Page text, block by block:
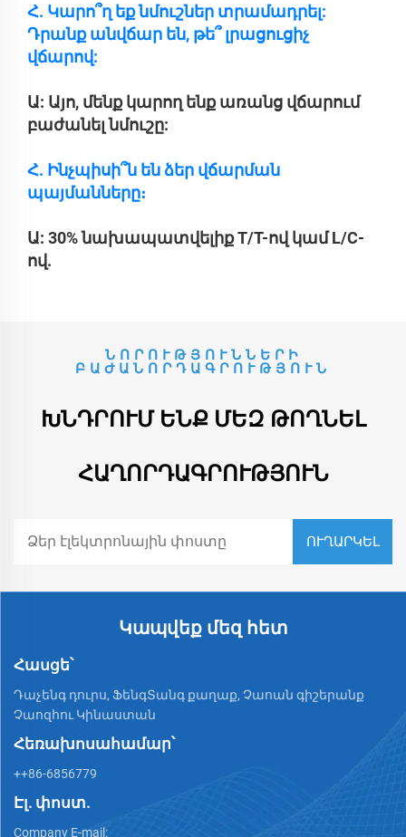
Հ. Կարո՞ղ եք նմուշներ տրամադրել:
Դրանք անվճար են, թե՞ լրացուցիչ
վճարով:
Ա: Այո, մենք կարող ենք առանց վճարում
բաժանել նմուշը:
Հ. Ինչպիսի՞ն են ձեր վճարման
պայմանները։
Ա: 30% նախապատվելիք T/T-ով կամ L/C-
ով.
ՆՈՐՈՒԹՅՈՒՆՆԵՐԻ
ԲԱԺԱՆՈՐԴԱԳՐՈՒԹՅՈՒՆ
ԽՆԴՐՈՒՄ ԵՆՔ ՄԵԶ ԹՈՂՆԵԼ
ՀԱՂՈՐԴԱԳՐՈՒԹՅՈՒՆ
Կապվեք մեզ հետ
Հասցե՝
Դաչենգ դուրս, ՖենգՏանգ քաղաք, Չաոան գիշերանք
Չաոզհու Կինաստան
Հեռախոսահամար՝
++86-6856779
Էլ. փոստ.
Company E-mail: